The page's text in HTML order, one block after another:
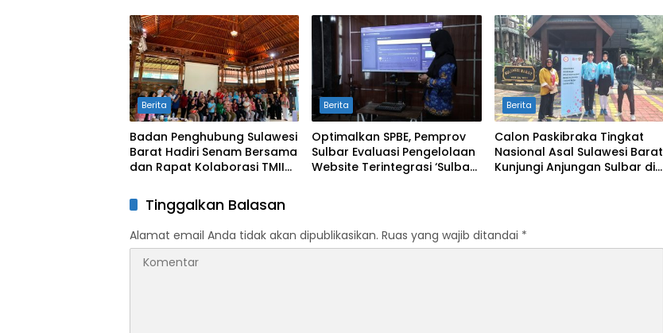
Harga Pangan
BSPS
Berita
Badan Penghubung Sulawesi
Barat Hadiri Senam Bersama
dan Rapat Kolaborasi TMII
Berita
Optimalkan SPBE, Pemprov
Sulbar Evaluasi Pengelolaan
Website Terintegrasi ‘Sulbar
Berita
Calon Paskibraka Tingkat
Nasional Asal Sulawesi Barat
Kunjungi Anjungan Sulbar di
Tinggalkan Balasan
Alamat email Anda tidak akan dipublikasikan. Ruas yang wajib ditandai *